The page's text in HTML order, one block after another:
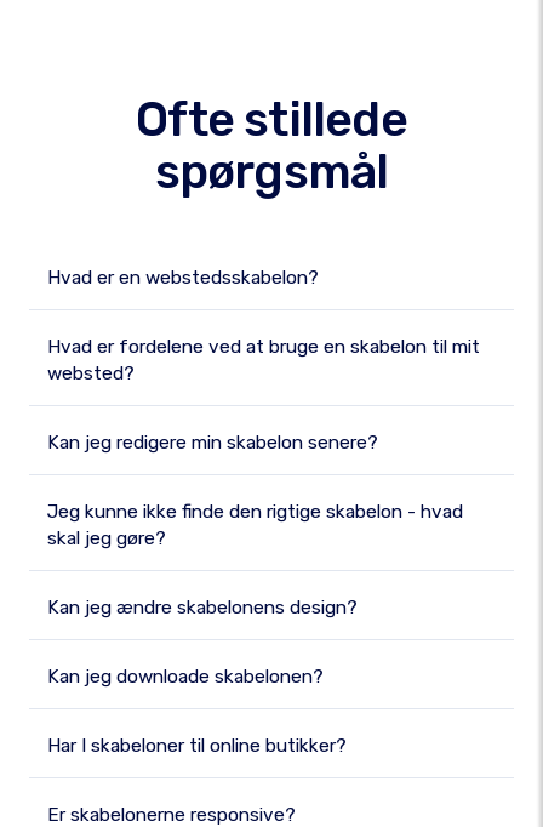
Ofte stillede
spørgsmål
Hvad er en webstedsskabelon?
Hvad er fordelene ved at bruge en skabelon til mit
websted?
Kan jeg redigere min skabelon senere?
Jeg kunne ikke finde den rigtige skabelon - hvad
skal jeg gøre?
Kan jeg ændre skabelonens design?
Kan jeg downloade skabelonen?
Har I skabeloner til online butikker?
Er skabelonerne responsive?